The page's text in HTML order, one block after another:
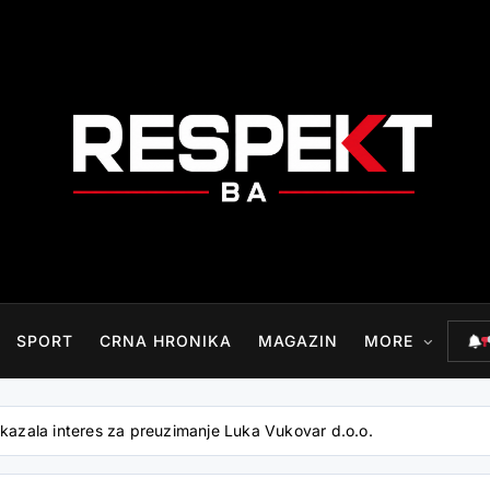
SPORT CRNA HRONIKA MAGAZIN MORE
interes za preuzimanje Luka Vukovar d.o.o.